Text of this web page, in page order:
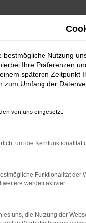
bestimmter
beheben.
bestmögliche Nutzung
Ihre Präferenzen
späteren
zum Umfang der
von uns eingesetzt:
um die Kernfunktionalität
Funktionalität der
weitere werden aktiviert.
es uns, die Nutzung der